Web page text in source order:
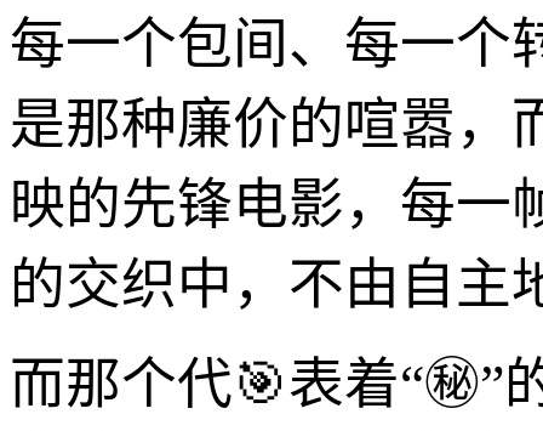
每一个包间、每一个
是那种廉价的喧嚣，
映的先锋电影，每一
的交织中，不由自主
而那个代🎯表着“㊙️”